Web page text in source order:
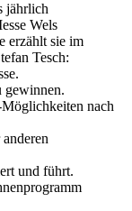
jährlich
Wels
erzählt sie im
Tesch:
gewinnen.
nach
und führt.